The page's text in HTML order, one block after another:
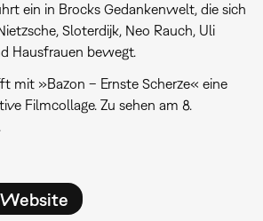
ein in Brocks Gedankenwelt, die sich
Sloterdijk, Neo Rauch, Uli
Hausfrauen bewegt.
mit »Bazon – Ernste Scherze« eine
Filmcollage. Zu sehen am 8.